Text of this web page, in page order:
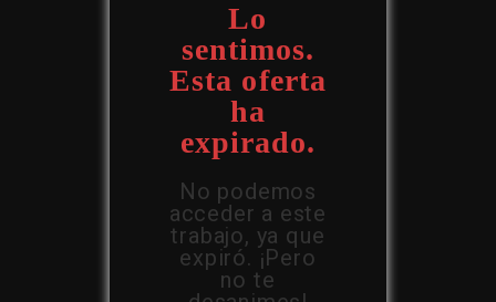
Lo
sentimos.
Esta oferta
ha
expirado.
No podemos
acceder a este
trabajo, ya que
expiró. ¡Pero
no te